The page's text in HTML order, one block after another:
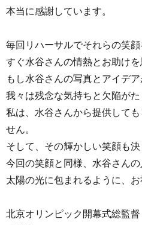
本当に感謝しています。
毎回リハーサルでそれらの笑顔
すぐ水谷さんの情熱とお助けを
もし水谷さんの写真とアイデア
我々は残念な気持ちと欠陥がた
私は、水谷さんから提供して
せん。
そして、その輝かしい笑顔も決
今回の笑顔と同様、水谷さん
太陽の光に包まれるように、お
北京オリンピック開幕式総監督